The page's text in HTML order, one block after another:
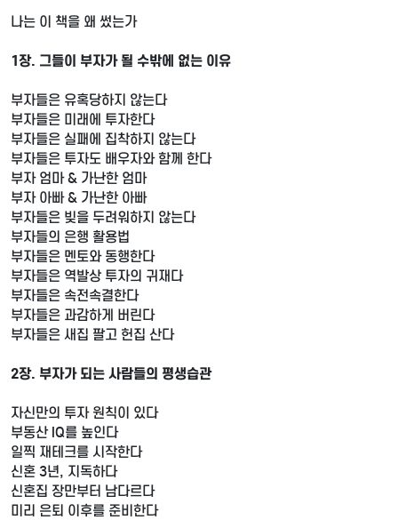
나는 이 책을 왜 썼는가
1장. 그들이 부자가 될 수밖에 없는 이유
부자들은 유혹당하지 않는다
부자들은 미래에 투자한다
부자들은 실패에 집착하지 않는다
부자들은 투자도 배우자와 함께 한다
부자 엄마 & 가난한 엄마
부자 아빠 & 가난한 아빠
부자들은 빚을 두려워하지 않는다
부자들의 은행 활용법
부자들은 멘토와 동행한다
부자들은 역발상 투자의 귀재다
부자들은 속전속결한다
부자들은 과감하게 버린다
부자들은 새집 팔고 헌집 산다
2장. 부자가 되는 사람들의 평생습관
자신만의 투자 원칙이 있다
부동산 IQ를 높인다
일찍 재테크를 시작한다
신혼 3년, 지독하다
신혼집 장만부터 남다르다
미리 은퇴 이후를 준비한다